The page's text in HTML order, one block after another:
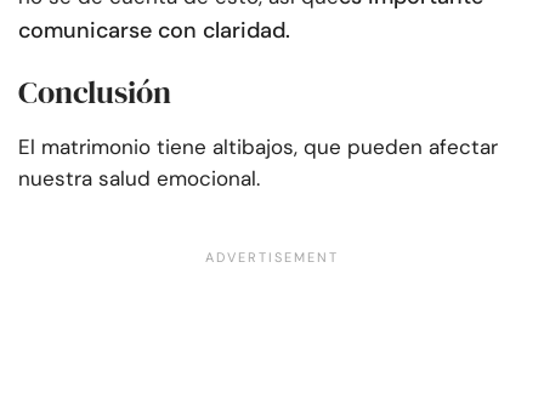
comunicarse con claridad.
Conclusión
El matrimonio tiene altibajos, que pueden afectar
nuestra salud emocional.